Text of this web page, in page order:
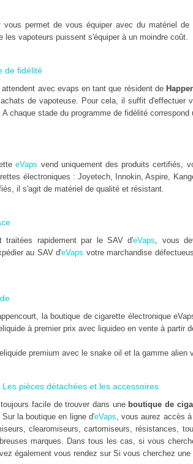
vous permet de vous équiper avec du matériel de
les vapoteurs puissent s'équiper à un moindre coût.
de fidélité
avec evaps en tant que résident de
de vapoteuse. Pour cela, il suffit d'effectuer
chaque stade du programme de fidélité
eVaps vend uniquement des produits certifiés,
électroniques : Joyetech, Innokin, Aspire,
il s'agit de matériel de qualité et résistant.
traitées rapidement par le SAV d'eVaps, vous
au SAV d'eVaps votre marchandise
la boutique de cigarette électronique
à premier prix avec liquideo en vente à partir
premium avec le snake oil et la gamme alien
Les pièces détachées et les accessoires
facile de trouver dans une boutique de
Sur la boutique en ligne d'eVaps, vous aurez accès
clearomiseurs, cartomiseurs, résistances,
marques. Dans tous les cas, si vous
également vous rendez sur Si vous cherchez